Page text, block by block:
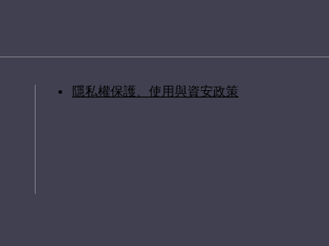
隱私權保護、使用與資安政策